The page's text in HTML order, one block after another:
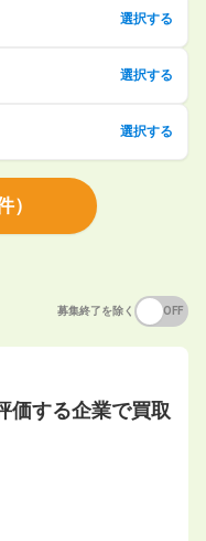
選択する
選択する
選択する
）
募集終了を除く OFF
価する企業で買取